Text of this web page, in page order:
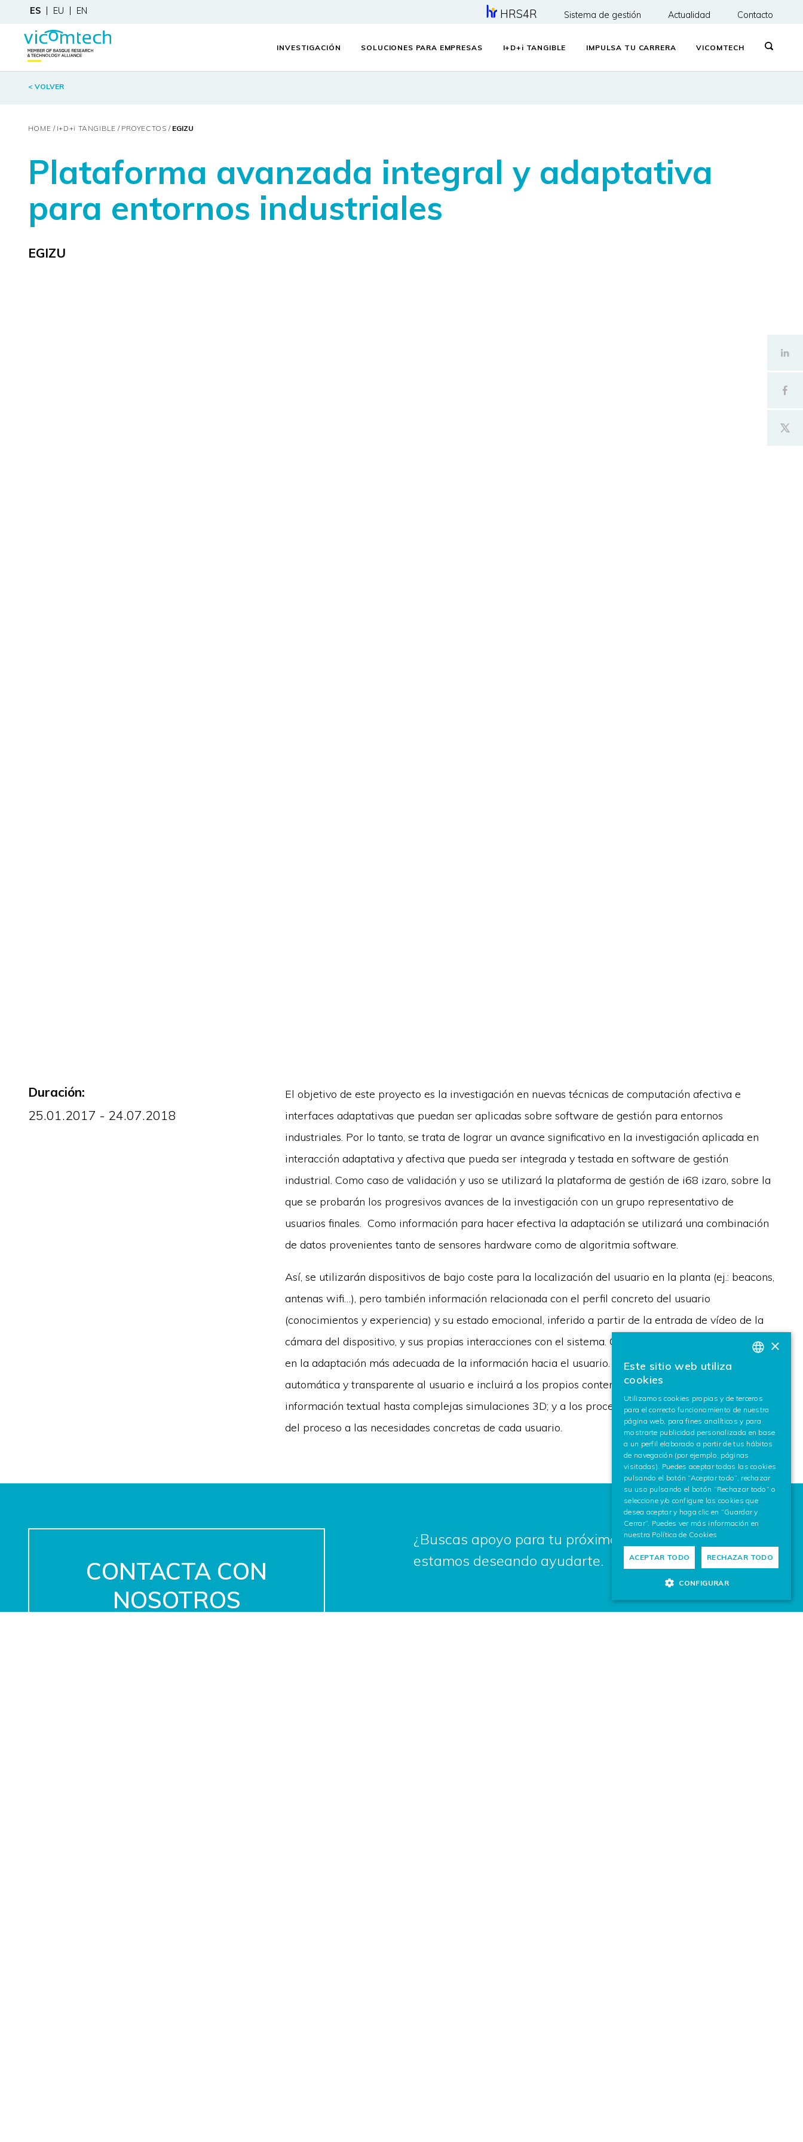
ES EU EN HRS4R Sistema de gestión Actualidad Contacto
INVESTIGACIÓN SOLUCIONES PARA EMPRESAS I+D+ i TANGIBLE IMPULSA TU CARRERA VICOMTECH
< VOLVER
HOME I+D+i TANGIBLE PROYECTOS EGIZU
Plataforma avanzada integral y adaptativa
para entornos industriales
EGIZU
Duración:
25.01.2017 - 24.07.2018
El objetivo de este proyecto es la investigación en nuevas técnicas de computación afectiva e
interfaces adaptativas que puedan ser aplicadas sobre software de gestión para entornos
industriales. Por lo tanto, se trata de lograr un avance significativo en la investigación aplicada en
interacción adaptativa y afectiva que pueda ser integrada y testada en software de gestión
industrial. Como caso de validación y uso se utilizará la plataforma de gestión de i68 izaro, sobre la
que se probarán los progresivos avances de la investigación con un grupo representativo de
usuarios finales. Como información para hacer efectiva la adaptación se utilizará una combinación
de datos provenientes tanto de sensores hardware como de algoritmia software.
Así, se utilizarán dispositivos de bajo coste para la localización del usuario en la planta (ej.: beacons,
antenas wifi…), pero también información relacionada con el perfil concreto del usuario
(conocimientos y experiencia) y su estado emocional, inferido a partir de la entrada de vídeo de la
cámara del dispositivo, y sus propias interacciones con el sistema. Con estas entradas se investigará
en la adaptación más adecuada de la información hacia el usuario. Esta adaptación deberá ser
automática y transparente al usuario e incluirá a los propios contenidos, pudiendo mostrar desde
información textual hasta complejas simulaciones 3D; y a los procesos, adaptando la información
del proceso a las necesidades concretas de cada usuario.
CONTACTA CON
NOSOTROS
¿Buscas apoyo para tu próximo proyecto? Escríbenos,
estamos deseando ayudarte.
ENGLISH
×
Este sitio web utiliza
cookies
Utilizamos cookies propias y de terceros
para el correcto funcionamiento de nuestra
página web, para fines analíticos y para
mostrarte publicidad personalizada en base
a un perfil elaborado a partir de tus hábitos
de navegación (por ejemplo, páginas
visitadas). Puedes aceptar todas las cookies
pulsando el botón “Aceptar todo”, rechazar
su uso pulsando el botón “Rechazar todo” o
seleccione y/o configure las cookies que
desea aceptar y haga clic en “Guardar y
Cerrar”. Puedes ver más información en
nuestra Política de Cookies
ACEPTAR TODO RECHAZAR TODO
CONFIGURAR